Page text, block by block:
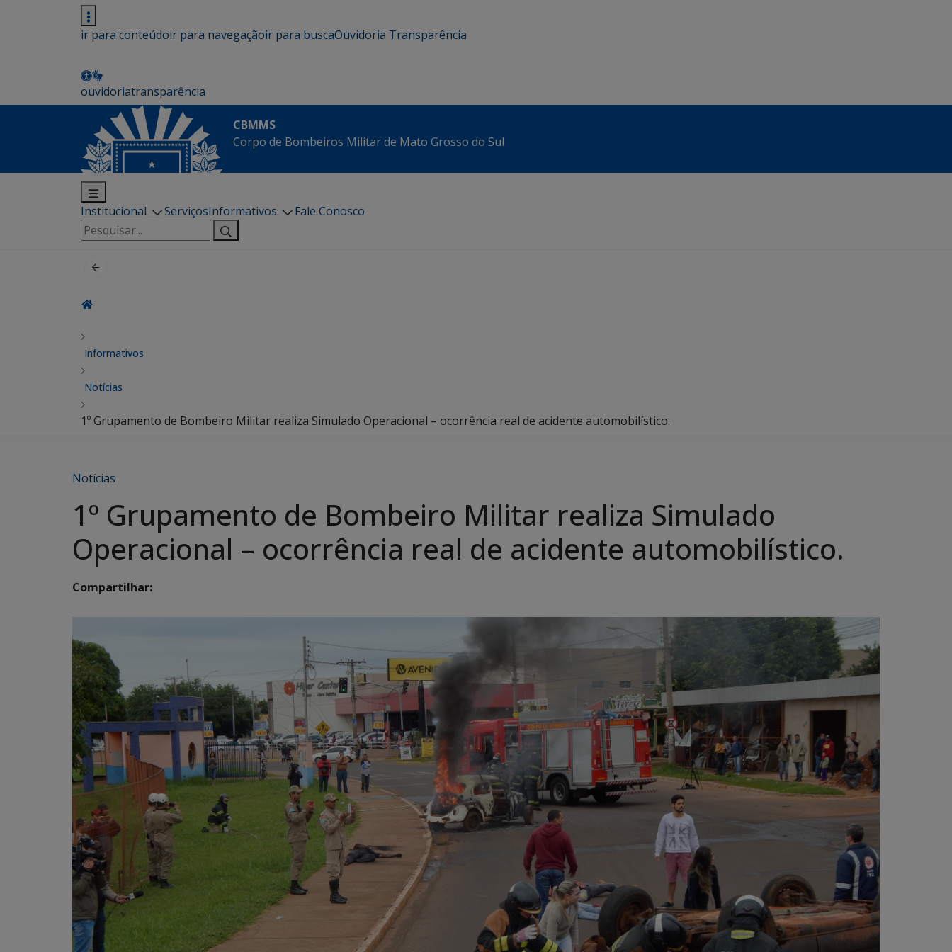
ir para conteúdoir para navegaçãoir para buscaOuvidoria Transparência
ouvidoriatransparência
CBMMS
Corpo de Bombeiros Militar de Mato Grosso do Sul
Institucional ServiçosInformativos
Fale Conosco
Pesquisar
por:
Informativos
Notícias
1º Grupamento de Bombeiro Militar realiza Simulado Operacional – ocorrência real de acidente automobilístico.
Notícias
1º Grupamento de Bombeiro Militar realiza Simulado
Operacional – ocorrência real de acidente automobilístico.
Compartilhar: